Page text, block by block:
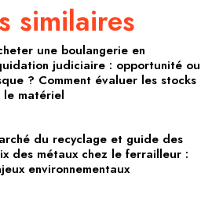
similaires
une boulangerie en
judiciaire : opportunité ou
? Comment évaluer les stocks
le matériel
du recyclage et guide des
des métaux chez le ferrailleur :
environnementaux